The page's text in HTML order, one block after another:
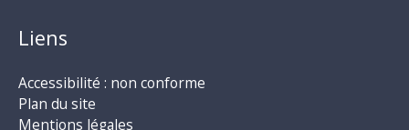
Liens
Accessibilité : non conforme
Plan du site
Mentions légales